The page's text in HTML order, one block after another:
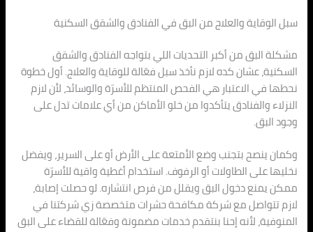
سبل الوقاية والعلاج من البق في الفنادق والشقق السكنية
مشكلة البق من أكبر التحديات اللي بتواجه الفنادق والشقق
السكنية، عشان كده لازم نأخذ سبل فعّالة للوقاية والعلاج. أول خطوة
نحطها في الاعتبار هي الفحص المنتظم للأسرّة والوسائد، لأن لازم
النزلاء والفنادق يتأكدوا من خلو الأماكن من أي علامات تدل على
وجود البق.
وكمان ينصح بتجنب وضع الأمتعة على الأرض أو على السرير، ويفضل
نخليها على الطاولات أو الرفوف. استخدام أغطية واقية للأسرّة
ممكن يمنع دخول البق ويقلل من فرص انتشاره. لو حصلت إصابة،
لازم تتواصل مع شركة مكافحة حشرات متخصصة زي شركتنا في
المنوفية، لأنه إحنا بنتقدم خدمات مضمونة وفعّالة للقضاء على البق